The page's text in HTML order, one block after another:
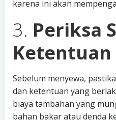
karena ini akan
3. Periksa
Ketentuan
Sebelum menyewa,
dan ketentuan yang
biaya tambahan yang
bahan bakar atau denda